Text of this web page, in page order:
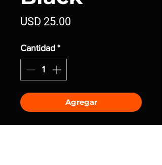
USD 25.00Precio
Cantidad *
Agregar